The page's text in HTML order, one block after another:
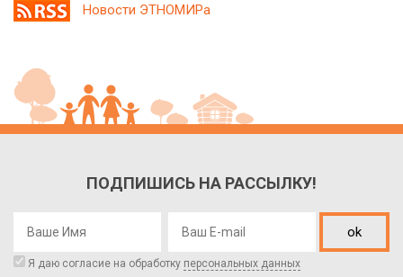
Новости ЭТНОМИРа
ПОДПИШИСЬ НА РАССЫЛКУ!
ok
Я даю согласие на обработку персональных данных